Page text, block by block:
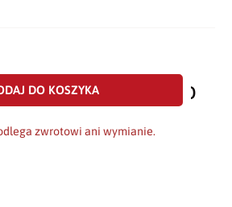
DO KOSZYKA
do
zwrotowi ani wymianie.